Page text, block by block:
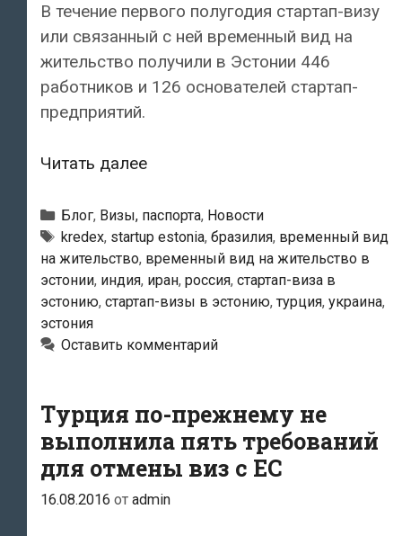
В течение первого полугодия стартап-визу
или связанный с ней временный вид на
жительство получили в Эстонии 446
работников и 126 основателей стартап-
предприятий.
Читать далееСтартап-
в
Эстонии
за
первое
полугодие
получили
Рубрики
Блог, Визы, паспорта, Новости
Метки
kredex, startup estonia, бразилия, временный вид
на жительство, временный вид на жительство в
эстонии, индия, иран, россия, стартап-виза в
эстонию, стартап-визы в эстонию,турция, украина,
эстония
Оставить комментарий
Турция по-прежнему не
выполнила пять требований
для отмены виз с ЕС
16.08.2016 от admin